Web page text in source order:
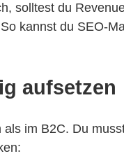
solltest du
kannst du SEO-
aufsetzen
im B2C. Du